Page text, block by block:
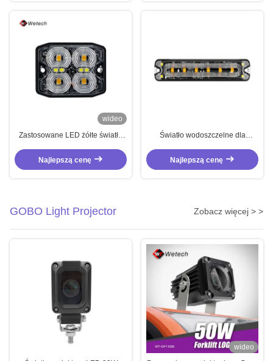
wideo
Zastosowane LED żółte światło
ciężarówek
Najlepszą cenę
Światło wodoszczelne dla
awaryjne dla pojazdów z funkcją
Najlepszą cenę
GOBO Light Projector Zobacz więcej > >
wideo